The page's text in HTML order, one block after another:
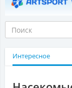
Интересное